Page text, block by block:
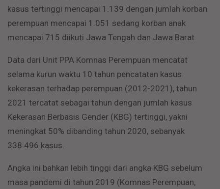
kasus tertinggi mencapai 1.139 dengan jumlah korban
perempuan mencapai 1.051 sedang korban anak
mencapai 715 diikuti Jawa Tengah dan Jawa Barat.
Data dari Unit PPA Komnas Perempuan mencatat
selama kurun waktu 10 tahun pencatatan kasus
kekerasan terhadap perempuan (2012-2021), tahun
2021 tercatat sebagai tahun dengan jumlah kasus
Kekerasan Berbasis Gender (KBG) tertinggi, yakni
meningkat 50% dibanding tahun 2020, sebanyak
338.496 kasus.
Angka ini bahkan lebih tinggi dari angka KBG sebelum
masa pandemi di tahun 2019 (Komnas Perempuan,